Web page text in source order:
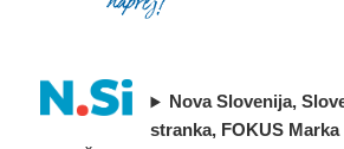
Nova Slovenija,
stranka, FOKUS